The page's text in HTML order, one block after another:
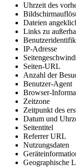
Uhrzeit des
Dateien
Links zu
IP-Adresse
Seiten-URL
Anzahl der
Benutzer-Agent
Browser-
Zeitzone
Zeitpunkt des
Datum und
Seitentitel
Referrer URL
Nutzungsdaten
Geographische